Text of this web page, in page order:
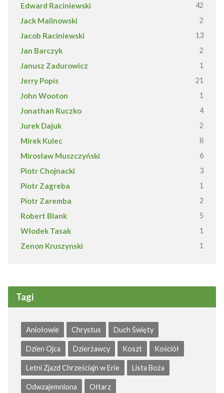
Edward Raciniewski 42
Jack Malinowski 2
Jacob Raciniewski 13
Jan Barczyk 2
Janusz Zadurowicz 1
Jerry Popis 21
John Wooton 1
Jonathan Ruczko 4
Jurek Dajuk 2
Mirek Kulec 8
Mirosław Muszczyński 6
Piotr Chojnacki 3
Piotr Zagreba 1
Piotr Zaremba 2
Robert Blank 5
Włodek Tasak 1
Zenon Kruszynski 1
Tagi
Aniołowie Chrystus Duch Święty
Dzien Ojca Dzierżawcy Koszt Kościół
Letni Zjazd Chrześciajn w Erie Lista Boża
Odwzajemniona Ołtarz